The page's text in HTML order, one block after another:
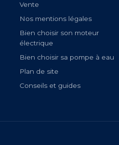
Vente
Nos mentions légales
Bien choisir son moteur
électrique
Bien choisir sa pompe à eau
Plan de site
Conseils et guides